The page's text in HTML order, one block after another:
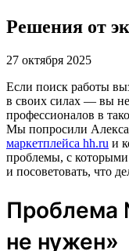
Решения от
27 октября 2025
Если поиск работы
в своих силах ― вы
профессионалов в
Мы попросили
маркетплейса hh.ru и
проблемы, с которыми
и посоветовать, что
Проблема
не нужен»